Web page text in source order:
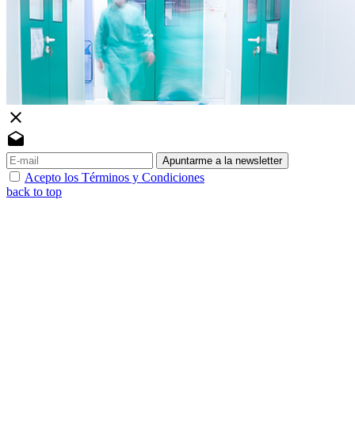
close
drafts
Apuntarme a la newsletter
Acepto los Términos y Condiciones
back to top